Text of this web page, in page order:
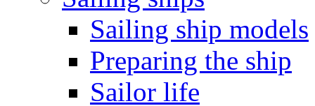
Sailing ship models
Preparing the ship
Sailor life